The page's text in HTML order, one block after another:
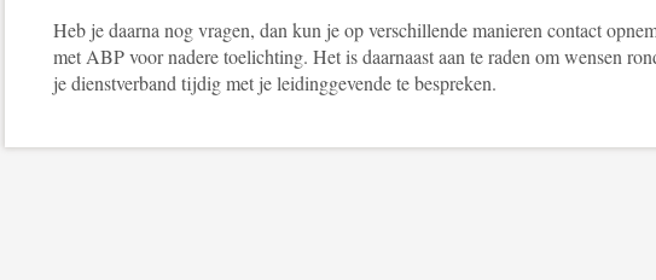
Heb je daarna nog vragen, dan kun je op verschillende manieren contact
met ABP voor nadere toelichting. Het is daarnaast aan te raden om wensen
je dienstverband tijdig met je leidinggevende te bespreken.